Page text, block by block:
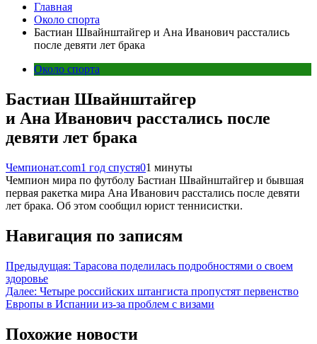
Главная
Около спорта
Бастиан Швайнштайгер и Ана Иванович расстались
после девяти лет брака
Около спорта
Бастиан Швайнштайгер
и Ана Иванович расстались после
девяти лет брака
Чемпионат.com1 год спустя01 минуты
Чемпион мира по футболу Бастиан Швайнштайгер и бывшая
первая ракетка мира Ана Иванович расстались после девяти
лет брака. Об этом сообщил юрист теннисистки.
Навигация по записям
Предыдущая: Тарасова поделилась подробностями о своем
здоровье
Далее: Четыре российских штангиста пропустят первенство
Европы в Испании из-за проблем с визами
Похожие новости